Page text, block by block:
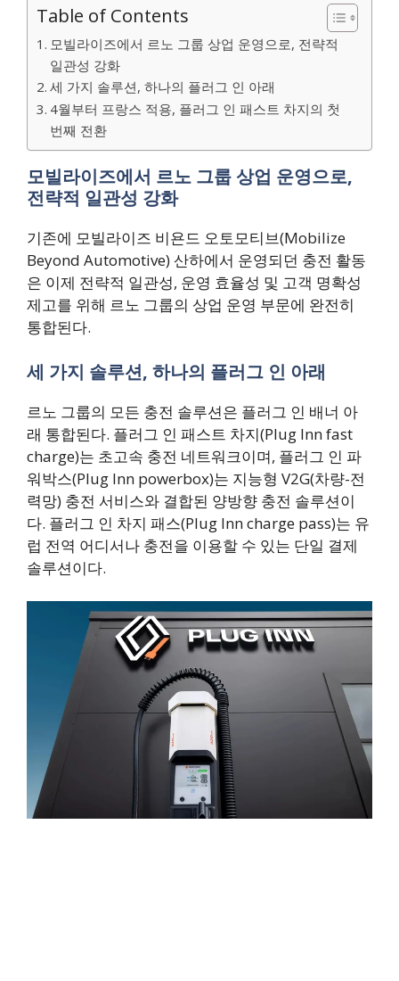
Table of Contents
모빌라이즈에서 르노 그룹 상업 운영으로, 전략적
일관성 강화
세 가지 솔루션, 하나의 플러그 인 아래
4월부터 프랑스 적용, 플러그 인 패스트 차지의 첫
번째 전환
모빌라이즈에서 르노 그룹 상업 운영으로,
전략적 일관성 강화
기존에 모빌라이즈 비욘드 오토모티브(Mobilize
Beyond Automotive) 산하에서 운영되던 충전 활동
은 이제 전략적 일관성, 운영 효율성 및 고객 명확성
제고를 위해 르노 그룹의 상업 운영 부문에 완전히
통합된다.
세 가지 솔루션, 하나의 플러그 인 아래
르노 그룹의 모든 충전 솔루션은 플러그 인 배너 아
래 통합된다. 플러그 인 패스트 차지(Plug Inn fast
charge)는 초고속 충전 네트워크이며, 플러그 인 파
워박스(Plug Inn powerbox)는 지능형 V2G(차량-전
력망) 충전 서비스와 결합된 양방향 충전 솔루션이
다. 플러그 인 차지 패스(Plug Inn charge pass)는 유
럽 전역 어디서나 충전을 이용할 수 있는 단일 결제
솔루션이다.